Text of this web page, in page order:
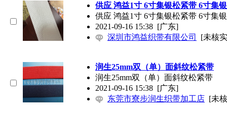
供应 鸿益1寸 6寸集银松紧带 6寸集
供应 鸿益1寸 6寸集银松紧带 6寸集
2021-09-16 15:38 [广东]
深圳市鸿益织带有限公司
[未核
润生25mm双（单）面斜纹松紧带
润生25mm双（单）面斜纹松紧带
2021-09-16 15:38 [广东]
东莞市寮步润生织带加工店 [未